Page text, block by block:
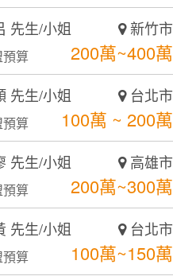
鼎威維修
88thai發發泰-泰式飯行家
呷尚寶
SHARE TEA歇腳亭
TEA TOP台灣第一味
先生/小姐 新竹市
算 200萬~400萬
先生/小姐 台北市
算 100萬 ~ 200萬
先生/小姐 高雄市
算 200萬~300萬
先生/小姐 台北市
算 100萬~150萬
妍美妝】誠徵行政櫃檯
洗衣店誠徵代洗收送人員
市)
徵SPA美容芳療師
。早午食加盟說明會
火鍋加盟說明會
加盟說明會